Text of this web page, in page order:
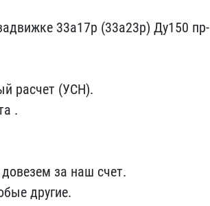
33а17р (33​а23р) Ду150 пр-
расчет (​УСН).
.
за наш сче​т.
другие.​